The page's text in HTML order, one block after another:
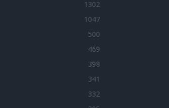
1302
1047
500
469
398
341
332